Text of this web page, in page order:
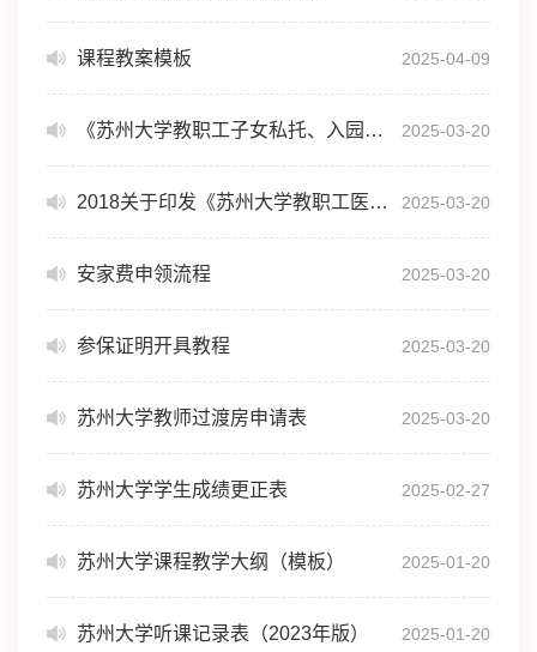
课程教案模板 2025-04-09
《苏州大学教职工子女私托、入园费用报销管理办法》 2025-03-20
2018关于印发《苏州大学教职工医疗补助管理办法》的通知 2025-03-20
安家费申领流程 2025-03-20
参保证明开具教程 2025-03-20
苏州大学教师过渡房申请表 2025-03-20
苏州大学学生成绩更正表 2025-02-27
苏州大学课程教学大纲（模板） 2025-01-20
苏州大学听课记录表（2023年版） 2025-01-20